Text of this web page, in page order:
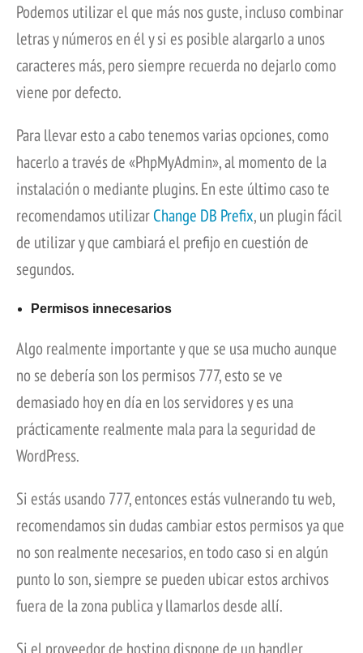
Podemos utilizar el que más nos guste, incluso combinar
letras y números en él y si es posible alargarlo a unos
caracteres más, pero siempre recuerda no dejarlo como
viene por defecto.
Para llevar esto a cabo tenemos varias opciones, como
hacerlo a través de «PhpMyAdmin», al momento de la
instalación o mediante plugins. En este último caso te
recomendamos utilizarChange DB Prefix, un plugin fácil
de utilizar y que cambiará el prefijo en cuestión de
segundos.
Permisos innecesarios
Algo realmente importante y que se usa mucho aunque
no se debería son los permisos 777, esto se ve
demasiado hoy en día en los servidores y es una
prácticamente realmente mala para la seguridad de
WordPress.
Si estás usando 777, entonces estás vulnerando tu web,
recomendamos sin dudas cambiar estos permisos ya que
no son realmente necesarios, en todo caso si en algún
punto lo son, siempre se pueden ubicar estos archivos
fuera de la zona publica y llamarlos desde allí.